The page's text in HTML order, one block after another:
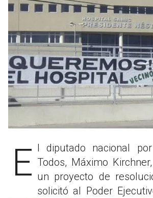
El diputado nacional por el Frente de Todos, Máximo
un proyecto de
solicitó al Poder